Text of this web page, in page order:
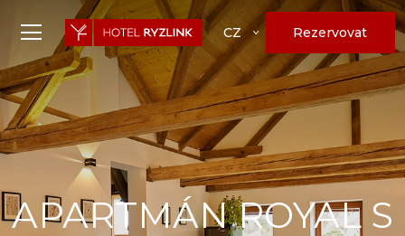
CZ Rezervovat
APARTMÁN ROYAL S